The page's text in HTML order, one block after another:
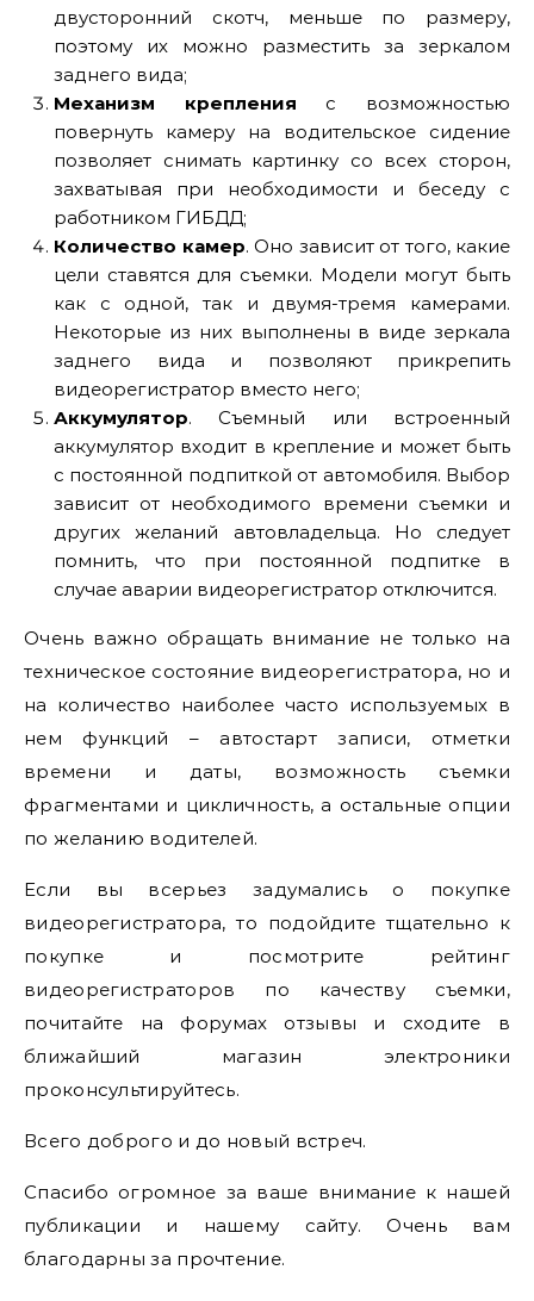
двусторонний скотч, меньше по размеру,
поэтому их можно разместить за зеркалом
заднего вида;
Механизм крепления с возможностью
повернуть камеру на водительское сидение
позволяет снимать картинку со всех сторон,
захватывая при необходимости и беседу с
работником ГИБДД;
Количество камер. Оно зависит от того, какие
цели ставятся для съемки. Модели могут быть
как с одной, так и двумя-тремя камерами.
Некоторые из них выполнены в виде зеркала
заднего вида и позволяют прикрепить
видеорегистратор вместо него;
Аккумулятор. Съемный или встроенный
аккумулятор входит в крепление и может быть
с постоянной подпиткой от автомобиля. Выбор
зависит от необходимого времени съемки и
других желаний автовладельца. Но следует
помнить, что при постоянной подпитке в
случае аварии видеорегистратор отключится.
Очень важно обращать внимание не только на
техническое состояние видеорегистратора, но и
на количество наиболее часто используемых в
нем функций – автостарт записи, отметки
времени и даты, возможность съемки
фрагментами и цикличность, а остальные опции
по желанию водителей.
Если вы всерьез задумались о покупке
видеорегистратора, то подойдите тщательно к
покупке и посмотрите рейтинг
видеорегистраторов по качеству съемки,
почитайте на форумах отзывы и сходите в
ближайший магазин электроники
проконсультируйтесь.
Всего доброго и до новый встреч.
Спасибо огромное за ваше внимание к нашей
публикации и нашему сайту. Очень вам
благодарны за прочтение.